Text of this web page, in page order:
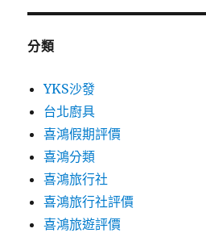
分類
YKS沙發
台北廚具
喜鴻假期評價
喜鴻分類
喜鴻旅行社
喜鴻旅行社評價
喜鴻旅遊評價